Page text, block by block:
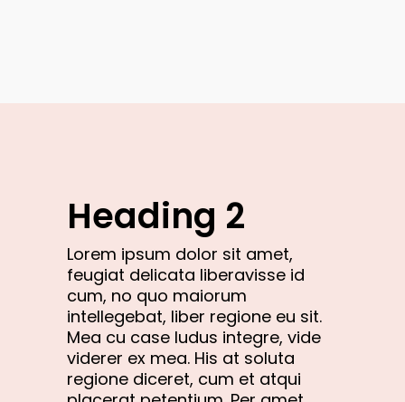
Heading 2
Lorem ipsum dolor sit amet,
feugiat delicata liberavisse id
cum, no quo maiorum
intellegebat, liber regione eu sit.
Mea cu case ludus integre, vide
viderer ex mea. His at soluta
regione diceret, cum et atqui